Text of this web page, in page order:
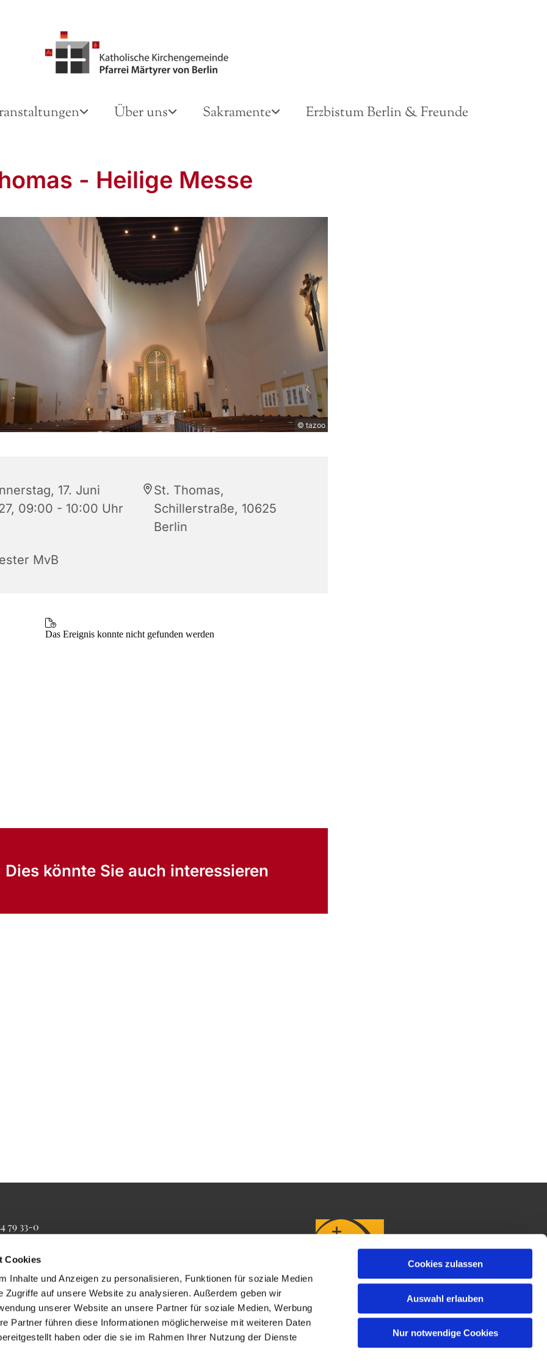
Cookies
Inhalte und Anzeigen zu personalisieren, Funktionen für soziale Medien
Zugriffe auf unsere Website zu analysieren. Außerdem geben wir
unserer Website an unsere Partner für soziale Medien, Werbung
Partner führen diese Informationen möglicherweise mit weiteren Daten
haben oder die sie im Rahmen Ihrer Nutzung der Dienste
Cookies zulassen
Auswahl erlauben
Nur notwendige Cookies
Über uns Sakramente Erzbistum Berlin & Freunde
- Heilige Messe
© tazoo
17. Juni
09:00 - 10:00 Uhr
St. Thomas,
Schillerstraße, 10625
Berlin
MvB
Dies könnte Sie auch interessieren
79 33-0
von-berlin.de
Impressum ChurchDesk-Login